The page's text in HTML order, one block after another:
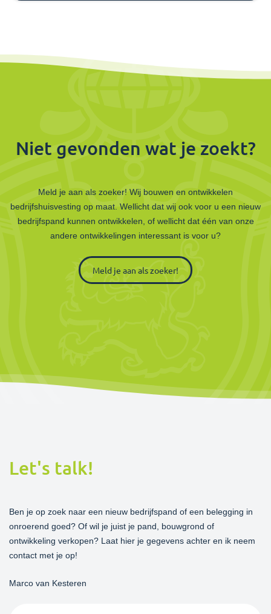
Niet gevonden wat je zoekt?
Meld je aan als zoeker! Wij bouwen en ontwikkelen
bedrijfshuisvesting op maat. Wellicht dat wij ook voor u een nieuw
bedrijfspand kunnen ontwikkelen, of wellicht dat één van onze
andere ontwikkelingen interessant is voor u?
Meld je aan als zoeker!
Let's talk!
Ben je op zoek naar een nieuw bedrijfspand of een belegging in
onroerend goed? Of wil je juist je pand, bouwgrond of
ontwikkeling verkopen? Laat hier je gegevens achter en ik neem
contact met je op!
Marco van Kesteren